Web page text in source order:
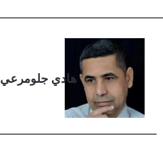
هادي جلومرعي